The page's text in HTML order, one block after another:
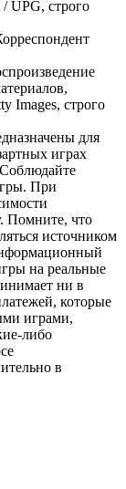
UPG, строго
Images, строго
для
играх
При
Помните, что
источником
на реальные
ни в
которые
играми,
либо
в